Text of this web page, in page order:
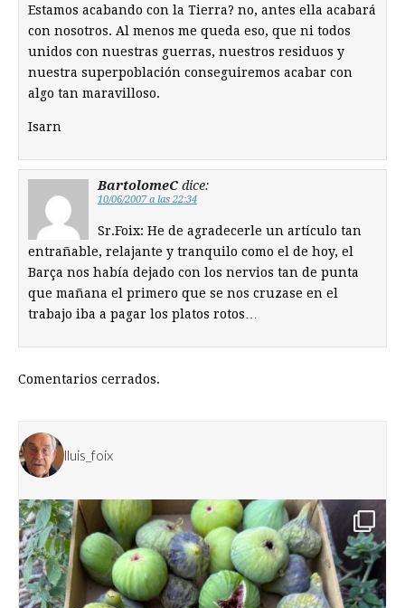
Estamos acabando con la Tierra? no, antes ella acabará
con nosotros. Al menos me queda eso, que ni todos
unidos con nuestras guerras, nuestros residuos y
nuestra superpoblación conseguiremos acabar con
algo tan maravilloso.
Isarn
BartolomeC dice:
10/06/2007 a las 22:34
Sr.Foix: He de agradecerle un artículo tan
entrañable, relajante y tranquilo como el de hoy, el
Barça nos había dejado con los nervios tan de punta
que mañana el primero que se nos cruzase en el
trabajo iba a pagar los platos rotos…
Comentarios cerrados.
lluis_foix